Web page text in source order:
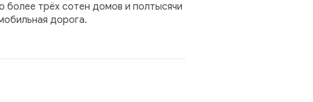
более трёх сотен домов и полтысячи
дорога.